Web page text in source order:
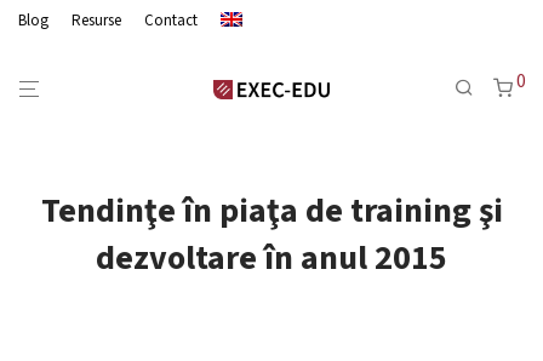
Blog Resurse Contact
0
Tendinţe în piaţa de training şi
dezvoltare în anul 2015